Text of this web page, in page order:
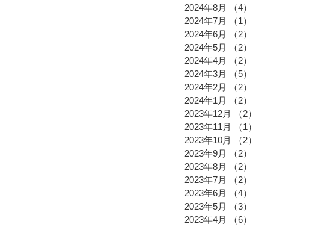
2024年8月
（4）
2024年7月
（1）
2024年6月
（2）
2024年5月
（2）
2024年4月
（2）
2024年3月
（5）
2024年2月
（2）
2024年1月
（2）
2023年12月
（2）
2023年11月
（1）
2023年10月
（2）
2023年9月
（2）
2023年8月
（2）
2023年7月
（2）
2023年6月
（4）
2023年5月
（3）
2023年4月
（6）